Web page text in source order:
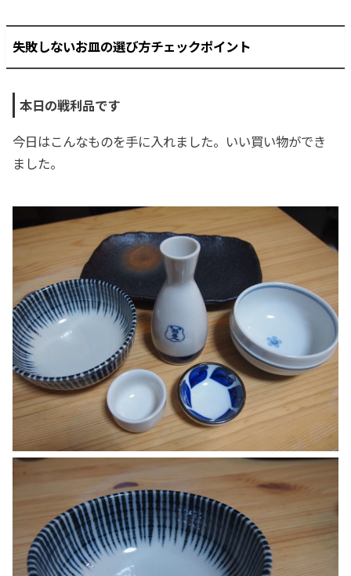
失敗しないお皿の選び方チェックポイント
本日の戦利品です
今日はこんなものを手に入れました。いい買い物ができ
ました。